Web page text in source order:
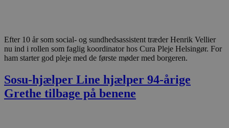
Efter 10 år som social- og sundhedsassistent træder Henrik Vellier
nu ind i rollen som faglig koordinator hos Cura Pleje Helsingør. For
ham starter god pleje med de første møder med borgeren.
Sosu-hjælper Line hjælper 94-årige
Grethe tilbage på benene